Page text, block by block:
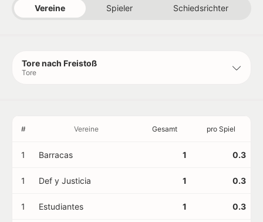
Vereine Spieler Schiedsrichter
Tore nach Freistoß
Tore
# Vereine Gesamt pro Spiel
1 Barracas 1 0.3
1 Def y Justicia 1 0.3
1 Estudiantes 1 0.3